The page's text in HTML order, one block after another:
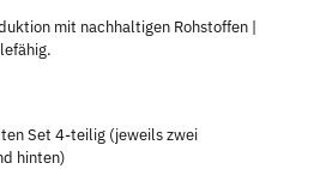
mit nachhaltigen Rohstoffen |
Set 4-teilig (jeweils zwei
hinten)